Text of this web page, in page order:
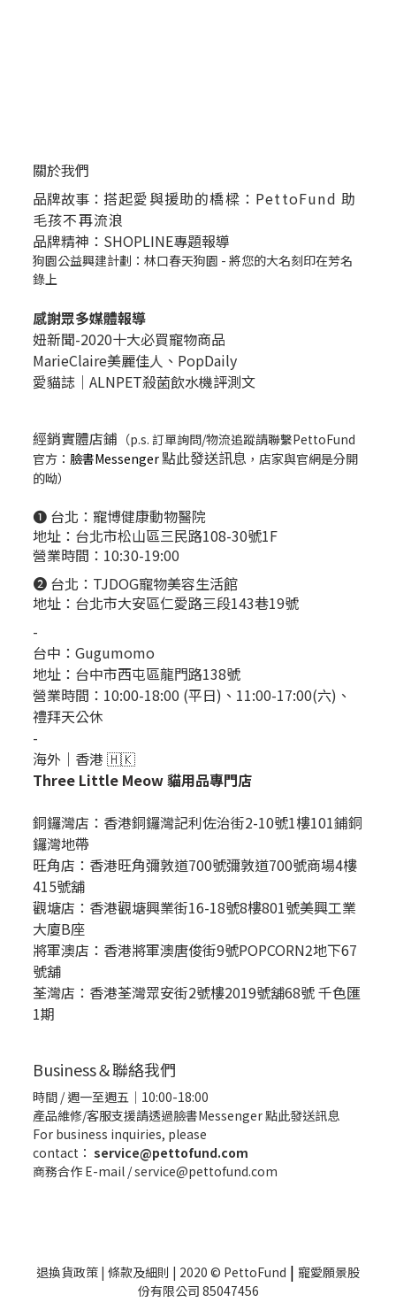
關於我們
品牌故事： 搭起愛與援助的橋樑：PettoFund 助
毛孩不再流浪
品牌精神：SHOPLINE專題報導
狗園公益興建計劃：林口春天狗園 - 將您的大名刻印在芳名
錄上
感謝眾多媒體報導
妞新聞-2020十大必買寵物商品
MarieClaire美麗佳人、 PopDaily
愛貓誌｜ALNPET殺菌飲水機評測文
經銷實體店鋪 （p.s. 訂單詢問/物流追蹤請聯繫PettoFund
官方： 臉書Messenger點此發送訊息 ，店家與官網是分開
的呦）
❶ 台北： 寵博健康動物醫院
地址：台北市松山區三民路108-30號1F
營業時間：10:30-19:00
❷ 台北： TJDOG寵物美容生活館
地址：台北市大安區仁愛路三段143巷19號
-
台中： Gugumomo
地址： 台中市西屯區龍門路138號
營業時間：10:00-18:00 (平日)、11:00-17:00(六)、
禮拜天公休
-
海外｜香港 🇭🇰
Three Little Meow 貓用品專門店
銅鑼灣店： 香港銅鑼灣記利佐治街2-10號1樓101鋪銅
鑼灣地帶
旺角店：香港旺角彌敦道700號彌敦道700號商場4樓
415號舖
觀塘店：香港觀塘興業街16-18號8樓801號美興工業
大廈B座
將軍澳店：香港將軍澳唐俊街9號POPCORN2地下67
號舖
荃灣店：香港荃灣眾安街2號樓2019號舖68號 千色匯
1期
Business＆聯絡我們
時間 / 週一至週五｜10:00-18:00
產品維修/客服支援請透過臉書Messenger點此發送訊息
For business inquiries, please
contact： service@pettofund.com
商務合作 E-mail / service@pettofund.com
退換貨政策 | 條款及細則 | 2020 © PettoFund | 寵愛願景股
份有限公司 85047456